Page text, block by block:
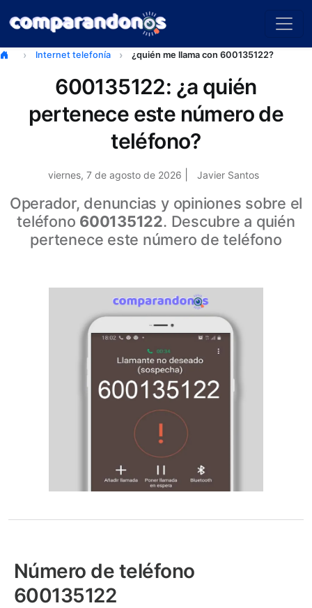
Internet telefonía ¿quién me llama con 600135122?
600135122: ¿a quién
pertenece este número de
teléfono?
viernes, 7 de agosto de 2026 Javier Santos
Operador, denuncias y opiniones sobre el
teléfono 600135122. Descubre a quién
pertenece este número de teléfono
Número de teléfono
600135122